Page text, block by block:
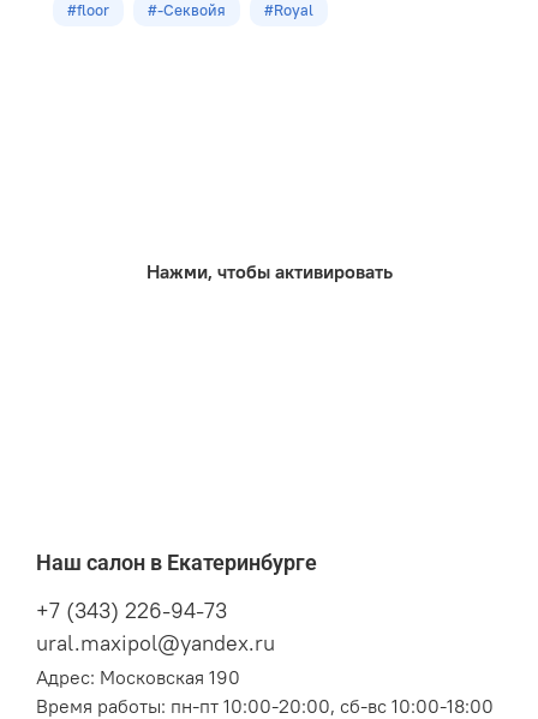
#floor #-Секвойя #Royal
Нажми, чтобы активировать
Наш салон в Екатеринбурге
+7 (343) 226-94-73
ural.maxipol@yandex.ru
Адрес: Московская 190
Время работы: пн-пт 10:00-20:00, сб-вс 10:00-18:00